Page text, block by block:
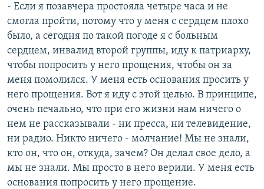
- Если я позавчера простояла четыре часа и не
смогла пройти, потому что у меня с сердцем плохо
было, а сегодня по такой погоде я с больным
сердцем, инвалид второй группы, иду к патриарху,
чтобы попросить у него прощения, чтобы он за
меня помолился. У меня есть основания просить у
него прощения. Вот я иду с этой целью. В принципе,
очень печально, что при его жизни нам ничего о
нем не рассказывали - ни пресса, ни телевидение,
ни радио. Никто ничего - молчание! Мы не знали,
кто он, что он, откуда, зачем? Он делал свое дело, а
мы не знали. Мы просто в него верили. У меня есть
основания попросить у него прощение.